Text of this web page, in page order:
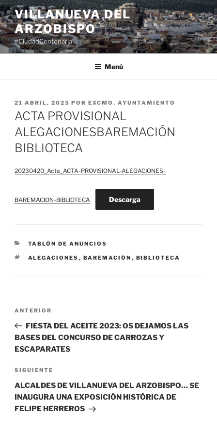
Saltar
al
contenido
VILLANUEVA DEL
ARZOBISPO
#CiudadCentenaria
Menú
PUBLICADO
EL
21 ABRIL, 2023 POR EXCMO. AYUNTAMIENTO
ACTA PROVISIONAL
ALEGACIONESBAREMACIÓN
BIBLIOTECA
20230420_Acta_ACTA-PROVISIONAL-ALEGACIONES-
BAREMACION-BIBLIOTECA Descarga
CATEGORÍAS
TABLÓN DE ANUNCIOS
ETIQUETAS
ALEGACIONES , BAREMACIÓN , BIBLIOTECA
Navegación
entradas
Entrada
anterior:
ANTERIOR
FIESTA DEL ACEITE 2023: OS DEJAMOS LAS
BASES DEL CONCURSO DE CARROZAS Y
ESCAPARATES
Siguiente
entrada
SIGUIENTE
ALCALDES DE VILLANUEVA DEL ARZOBISPO… SE
INAUGURA UNA EXPOSICIÓN HISTÓRICA DE
FELIPE HERREROS